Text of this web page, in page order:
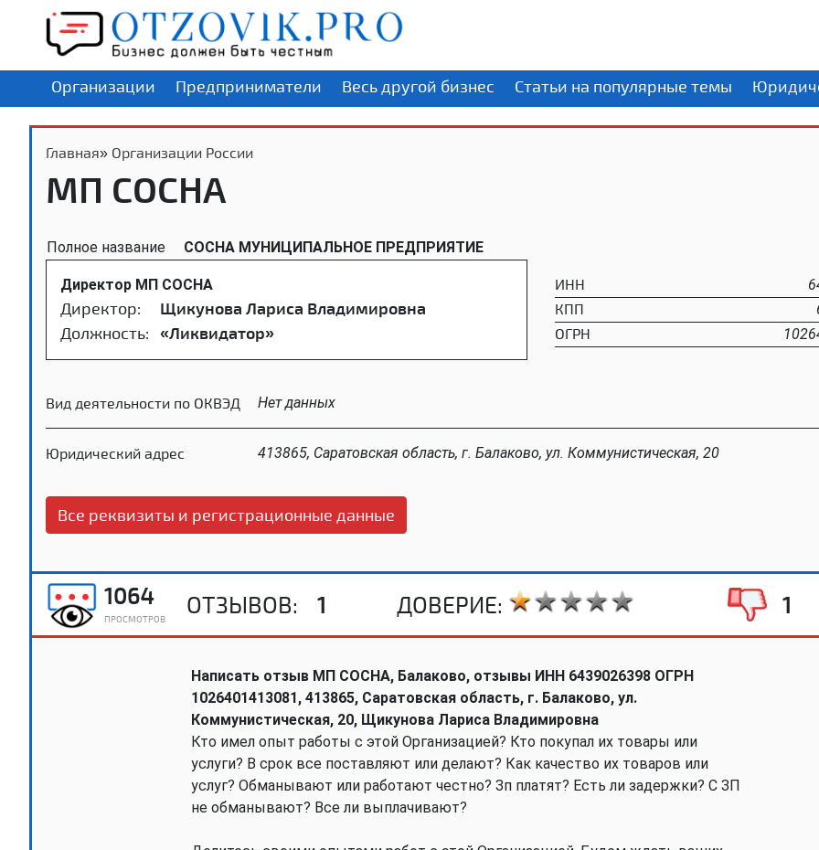
Организации Предприниматели Весь другой бизнес Статьи на популярные темы
Главная» Организации России
МП СОСНА
Полное название СОСНА МУНИЦИПАЛЬНОЕ ПРЕДПРИЯТИЕ
Директор МП СОСНА
Директор:
Щикунова Лариса Владимировна
Должность: «Ликвидатор»
ИНН
КПП
ОГРН
Вид деятельности по ОКВЭД Нет данных
Юридический адрес 413865, Саратовская область, г. Балаково, ул. Коммунистическая, 20
Все реквизиты и регистрационные данные
1064
ПРОСМОТРОВ
ОТЗЫВОВ: 1 ДОВЕРИЕ: 1
Написать отзыв МП СОСНА, Балаково, отзывы ИНН 6439026398 ОГРН
1026401413081, 413865, Саратовская область, г. Балаково, ул.
Коммунистическая, 20, Щикунова Лариса Владимировна
Кто имел опыт работы с этой Организацией? Кто покупал их товары или
услуги? В срок все поставляют или делают? Как качество их товаров или
услуг? Обманывают или работают честно? Зп платят? Есть ли задержки? С ЗП
не обманывают? Все ли выплачивают?